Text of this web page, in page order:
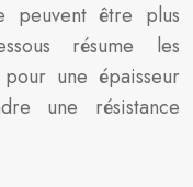
être plus
résume les
une épaisseur
une résistance